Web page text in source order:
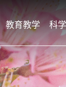
教育教学 科